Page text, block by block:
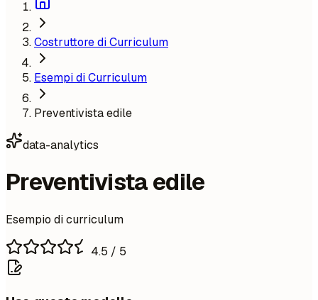
Costruttore di Curriculum
Esempi di Curriculum
Preventivista edile
data-analytics
Preventivista edile
Esempio di curriculum
4.5 / 5